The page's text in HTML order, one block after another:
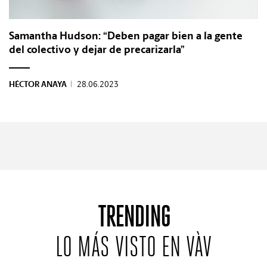
Samantha Hudson: “Deben pagar bien a la gente
del colectivo y dejar de precarizarla”
HÉCTOR ANAYA | 28.06.2023
TRENDING
LO MÁS VISTO EN VÀV